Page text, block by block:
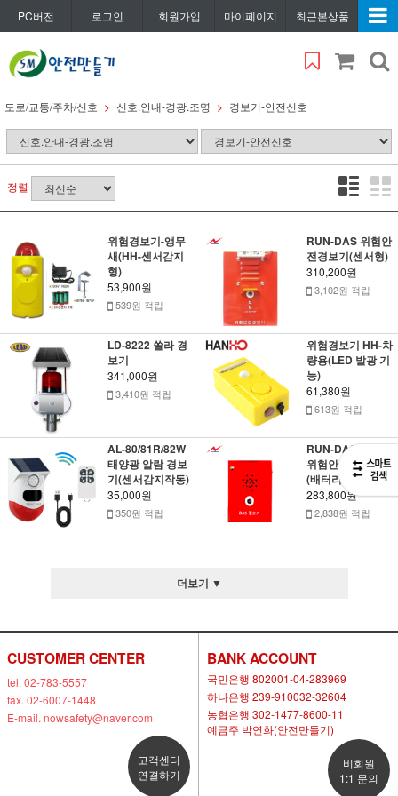
PC버전 로그인 회원가입 마이페이지 최근본상품
도로/교통/주차/신호 신호.안내-경광.조명 경보기-안전신호
정렬
위험경보기-앵무
새(HH-센서감지
형)
53,900원
539원 적립
RUN-DAS 위험안
전경보기(센서형)
310,200원
3,102원 적립
LD-8222 쏠라 경
보기
341,000원
3,410원 적립
위험경보기 HH-차
량용(LED 발광 기
능)
61,380원
613원 적립
AL-80/81R/82W
태양광 알람 경보
기(센서감지작동)
35,000원
350원 적립
RUN-DAS40 미니
위험안전경보기
(배터리내장형)
283,800원
2,838원 적립
더보기 ▼
CUSTOMER CENTER
tel. 02-783-5557
fax. 02-6007-1448
E-mail. nowsafety@naver.com
고객센터
연결하기
BANK ACCOUNT
국민은행 802001-04-283969
하나은행 239-910032-32604
농협은행 302-1477-8600-11
예금주 박연화(안전만들기)
비회원
1:1 문의